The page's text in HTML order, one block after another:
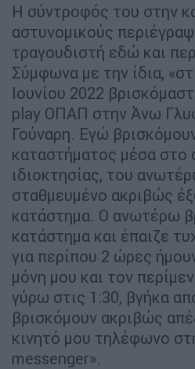
Η σύντροφός του στην
αστυνομικούς
τραγουδιστή εδώ και
Σύμφωνα με την ίδια,
Ιουνίου 2022
play ΟΠΑΠ στην Άνω
Γούναρη. Εγώ
καταστήματος μέσα στο
ιδιοκτησίας, του
σταθμευμένο ακριβώς
κατάστημα. Ο ανωτέρω
κατάστημα και έπαιζε
για περίπου 2 ώρες
μόνη μου και τον
γύρω στις 1:30, βγήκα
βρισκόμουν ακριβώς
κινητό μου τηλέφωνο
messenger».